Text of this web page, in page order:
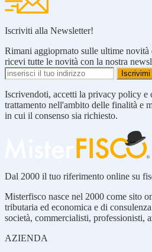
Iscriviti alla Newsletter!
Rimani aggioprnato sulle ultime
ricevi tutte le novità con la nostra
Iscrivendoti, accetti la privacy policy e
trattamento nell'ambito delle finalità e
in cui il consenso sia richiesto.
Dal 2000 il tuo riferimento online su
Misterfisco nasce nel 2000 come sito
tributaria ed economica e di
società, commercialisti, professionisti,
AZIENDA